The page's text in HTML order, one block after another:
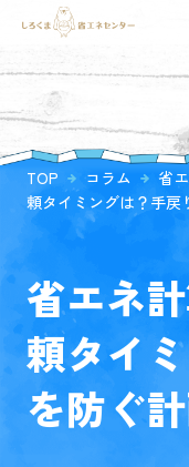
選ばれる
よくある質
お知らせ
コラム
会社概要
TOP コラム 省
頼タイミングは？手戻
省エネ
頼タイ
を防ぐ